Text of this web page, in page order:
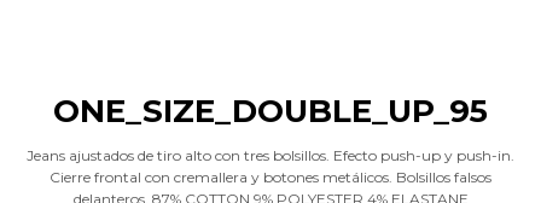
ONE_SIZE_DOUBLE_UP_95
Jeans ajustados de tiro alto con tres bolsillos. Efecto push-up y push-in.
Cierre frontal con cremallera y botones metálicos. Bolsillos falsos
delanteros. 87% COTTON 9% POLYESTER 4% ELASTANE